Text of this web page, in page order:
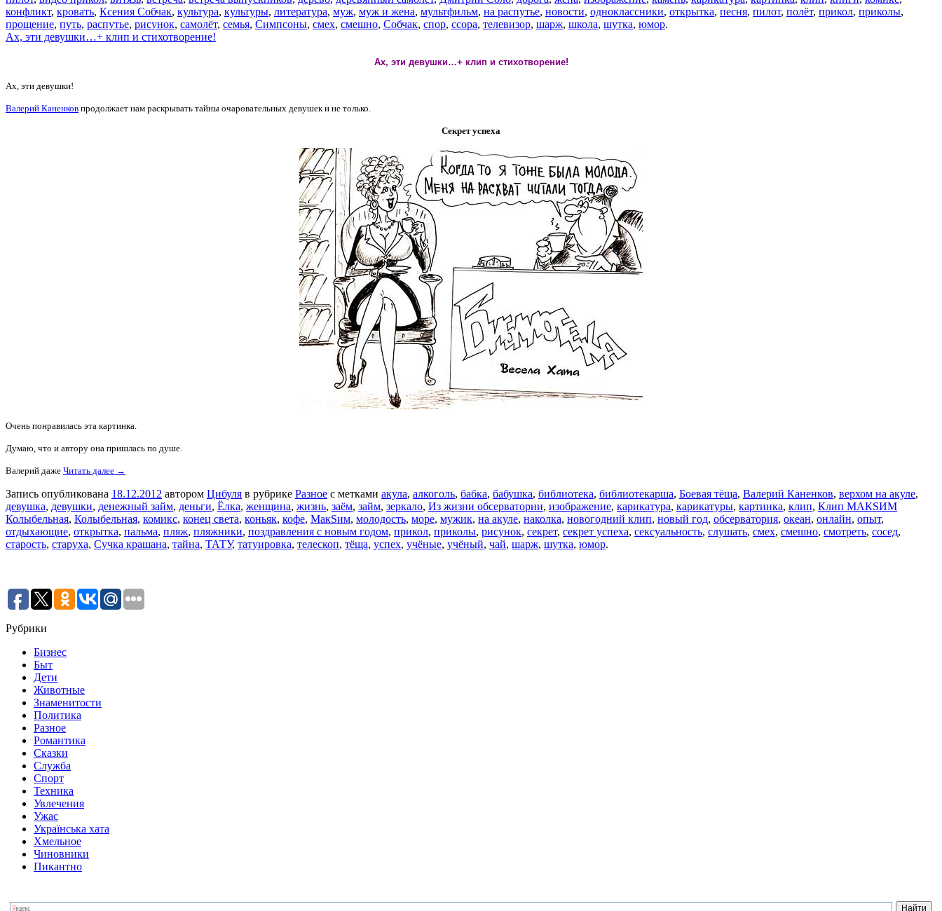
конфликт, кровать, Ксения Собчак, культура, культуры, литература, муж, муж и жена, мультфильм, на распутье, новости, одноклассники, открытка, песня, пилот, полёт, прикол, приколы,
прощение, путь, распутье, рисунок, самолёт, семья, Симпсоны, смех, смешно, Собчак, спор, ссора, телевизор, шарж, школа, шутка, юмор.
Ах, эти девушки…+ клип и стихотворение!
Ах, эти девушки…+ клип и стихотворение!
Ах, эти девушки!
Валерий Каненков продолжает нам раскрывать тайны очаровательных девушек и не только.
Секрет успеха
Очень понравилась эта картинка.
Думаю, что и автору она пришлась по душе.
Валерий даже Читать далее →
Запись опубликована 18.12.2012 автором Цибуля в рубрике Разное с метками акула, алкоголь, бабка, бабушка, библиотека, библиотекарша, Боевая тёща, Валерий Каненков, верхом на акуле,
девушка, девушки, денежный займ, деньги, Ёлка, женщина, жизнь, заём, займ, зеркало, Из жизни обсерватории, изображение, карикатура, карикатуры, картинка, клип, Клип МАКSИМ
Колыбельная, Колыбельная, комикс, конец света, коньяк, кофе, МакSим, молодость, море, мужик, на акуле, наколка, новогодний клип, новый год, обсерватория, океан, онлайн, опыт,
отдыхающие, открытка, пальма, пляж, пляжники, поздравления с новым годом, прикол, приколы, рисунок, секрет, секрет успеха, сексуальность, слушать, смех, смешно, смотреть, сосед,
старость, старуха, Сучка крашана, тайна, ТАТУ, татуировка, телескоп, тёща, успех, учёные, учёный, чай, шарж, шутка, юмор.
Рубрики
Бизнес
Быт
Дети
Животные
Знаменитости
Политика
Разное
Романтика
Сказки
Служба
Спорт
Техника
Увлечения
Ужас
Українська хата
Хмельное
Чиновники
Пикантно